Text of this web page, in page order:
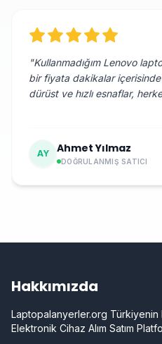
"Kullanmadığım Lenovo
bir fiyata dakikalar
dürüst ve hızlı esnaflar,
AY Ahmet Yılmaz
DOĞRULANMIŞ SATICI
Hakkımızda
Laptopalanyerler.org Türkiyenin
Elektronik Cihaz Alım Satım